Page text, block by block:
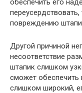
обеспечить его
повреждению
Другой причиной
несоответствие
штапик слишком
сможет
слишком широкий,